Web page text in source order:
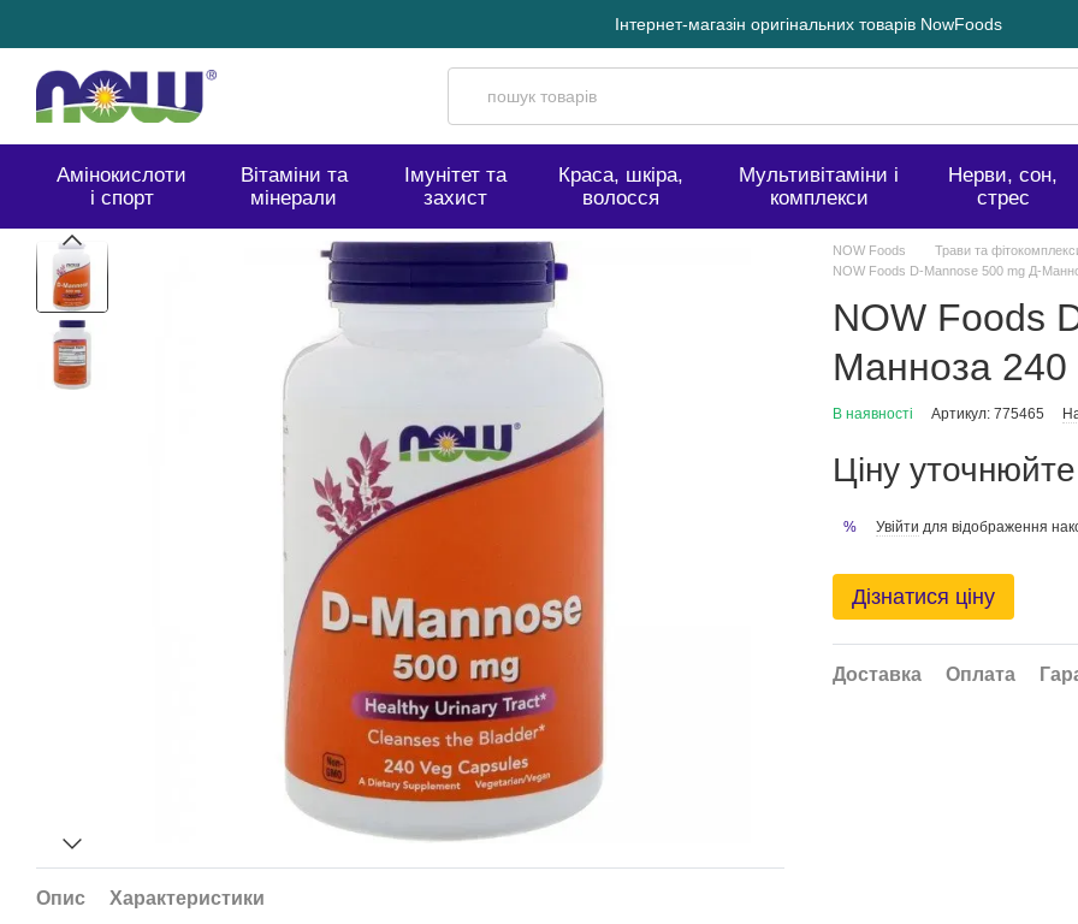
Інтернет-магазін оригінальних товарів NowFoods
Амінокислоти
і спорт
Вітаміни та
мінерали
Імунітет та
захист
Краса, шкіра,
волосся
Мультивітаміни і
комплекси
Нерви, сон,
стрес
Опис Характеристики
NOW Foods Трави та
NOW Foods D-Mannose 500 mg Д-
NOW Foods
Манноза 240
В наявності Артикул: 775465
Ціну уточнюйте
% Увійти для відображення
Дізнатися ціну
Доставка Оплата